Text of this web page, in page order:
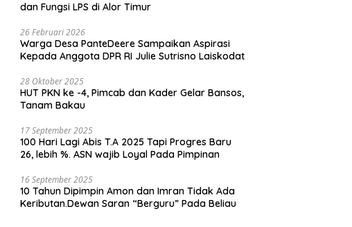
dan Fungsi LPS di Alor Timur
26 Februari 2026
Warga Desa PanteDeere Sampaikan Aspirasi
Kepada Anggota DPR RI Julie Sutrisno Laiskodat
28 Oktober 2025
HUT PKN ke -4, Pimcab dan Kader Gelar Bansos,
Tanam Bakau
17 September 2025
100 Hari Lagi Abis T.A 2025 Tapi Progres Baru
26, lebih %. ASN wajib Loyal Pada Pimpinan
16 September 2025
10 Tahun Dipimpin Amon dan Imran Tidak Ada
Keributan.Dewan Saran “Berguru” Pada Beliau